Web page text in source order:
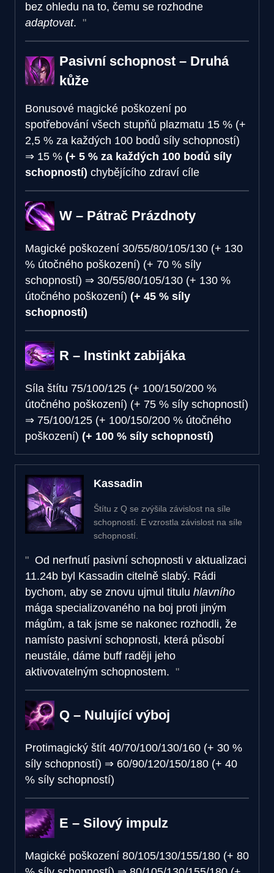
bez ohledu na to, čemu se rozhodne
adaptovat.
Pasivní schopnost – Druhá
kůže
Bonusové magické poškození po
spotřebování všech stupňů plazmatu 15 % (+
2,5 % za každých 100 bodů síly schopností)
⇒ 15 % (+ 5 % za každých 100 bodů síly
schopností) chybějícího zdraví cíle
W – Pátrač Prázdnoty
Magické poškození 30/55/80/105/130 (+ 130
% útočného poškození) (+ 70 % síly
schopností) ⇒ 30/55/80/105/130 (+ 130 %
útočného poškození) (+ 45 % síly
schopností)
R – Instinkt zabijáka
Síla štítu 75/100/125 (+ 100/150/200 %
útočného poškození) (+ 75 % síly schopností)
⇒ 75/100/125 (+ 100/150/200 % útočného
poškození) (+ 100 % síly schopností)
Kassadin
Štítu z Q se zvýšila závislost na síle
schopností. E vzrostla závislost na síle
schopností.
Od nerfnutí pasivní schopnosti v aktualizaci
11.24b byl Kassadin citelně slabý. Rádi
bychom, aby se znovu ujmul titulu hlavního
mága specializovaného na boj proti jiným
mágům, a tak jsme se nakonec rozhodli, že
namísto pasivní schopnosti, která působí
neustále, dáme buff raději jeho
aktivovatelným schopnostem.
Q – Nulující výboj
Protimagický štít 40/70/100/130/160 (+ 30 %
síly schopností) ⇒ 60/90/120/150/180 (+ 40
% síly schopností)
E – Silový impulz
Magické poškození 80/105/130/155/180 (+ 80